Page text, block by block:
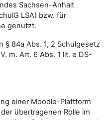
Sachsen-Anhalt
LSA) bzw. für
genutzt.
§ 84a Abs. 1, 2 Schulgesetz
m. Art. 6 Abs. 1 lit. e DS-
einer Moodle-Plattform
übertragenen Rolle im